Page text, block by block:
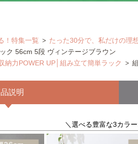
！特集一覧
たった30分で、私だけの理想
ク 56cm 5段 ヴィンテージブラウン
納力POWER UP│組み立て簡単ラック
説明
＼選べる豊富な3カラ